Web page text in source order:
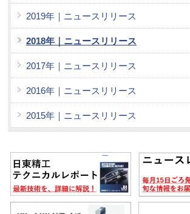
2019年｜ニュースリリース
2018年｜ニュースリリース
2017年｜ニュースリリース
2016年｜ニュースリリース
2015年｜ニュースリリース